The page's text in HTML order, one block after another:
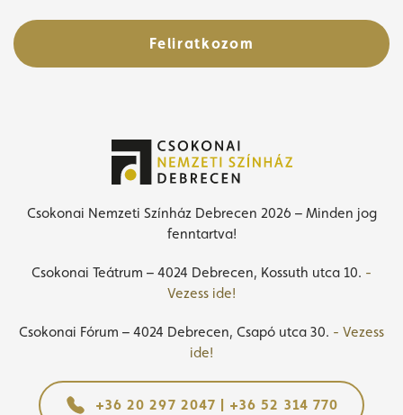
Feliratkozom
Csokonai Nemzeti Színház Debrecen 2026 – Minden jog
fenntartva!
Csokonai Teátrum – 4024 Debrecen, Kossuth utca 10. -
Vezess ide!
Csokonai Fórum – 4024 Debrecen, Csapó utca 30. - Vezess
ide!
+36 20 297 2047 | +36 52 314 770